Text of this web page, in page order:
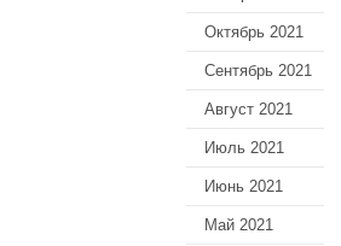
Октябрь 2021
Сентябрь 2021
Август 2021
Июль 2021
Июнь 2021
Май 2021